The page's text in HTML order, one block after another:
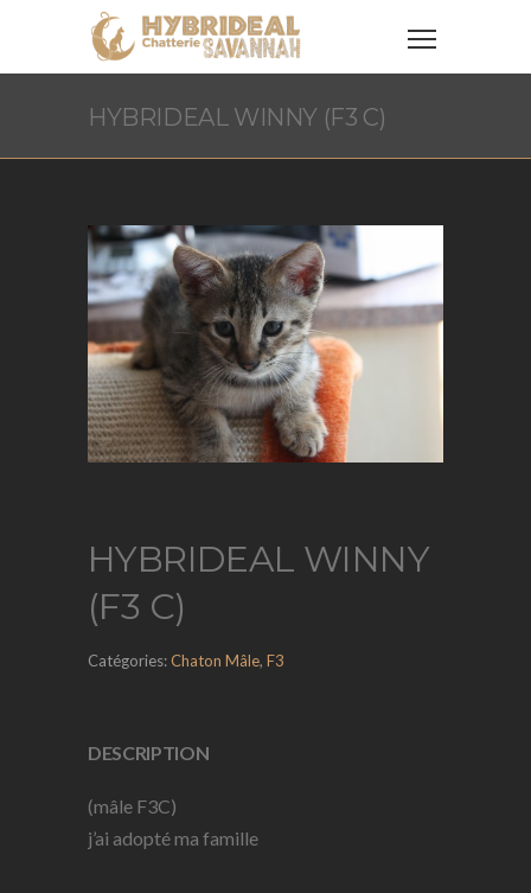
HYBRIDEAL WINNY (F3 C)
HYBRIDEAL WINNY
(F3 C)
Catégories:Chaton Mâle, F3
DESCRIPTION
(mâle F3C)
j’ai adopté ma famille